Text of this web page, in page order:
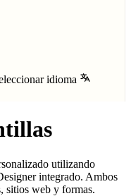
idioma
utilizando
integrado. Ambos
sitios web y formas.